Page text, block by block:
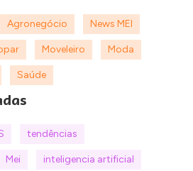
Agronegócio News MEI
Moveleiro Moda
Saúde
tendências
Mei inteligencia artificial